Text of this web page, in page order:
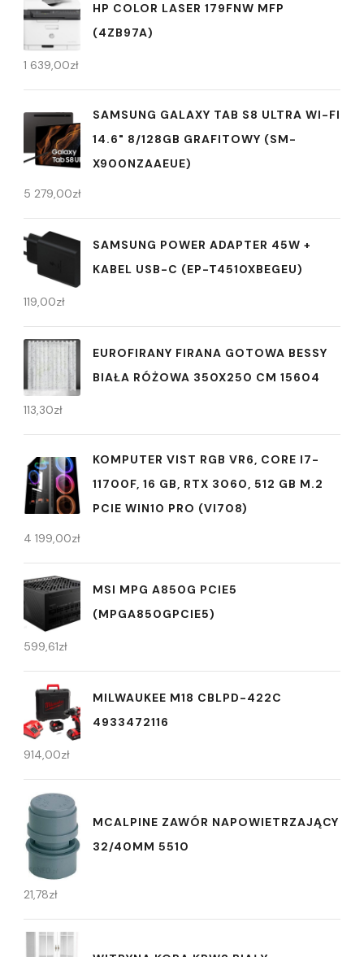
HP COLOR LASER 179FNW MFP
(4ZB97A)
1 639,00zł
SAMSUNG GALAXY TAB S8 ULTRA WI-FI
14.6" 8/128GB GRAFITOWY (SM-
X900NZAAEUE)
5 279,00zł
SAMSUNG POWER ADAPTER 45W +
KABEL USB-C (EP-T4510XBEGEU)
119,00zł
EUROFIRANY FIRANA GOTOWA BESSY
BIAŁA RÓŻOWA 350X250 CM 15604
113,30zł
KOMPUTER VIST RGB VR6, CORE I7-
11700F, 16 GB, RTX 3060, 512 GB M.2
PCIE WIN10 PRO (VI708)
4 199,00zł
MSI MPG A850G PCIE5
(MPGA850GPCIE5)
599,61zł
MILWAUKEE M18 CBLPD-422C
4933472116
914,00zł
MCALPINE ZAWÓR NAPOWIETRZAJĄCY
32/40MM 5510
21,78zł